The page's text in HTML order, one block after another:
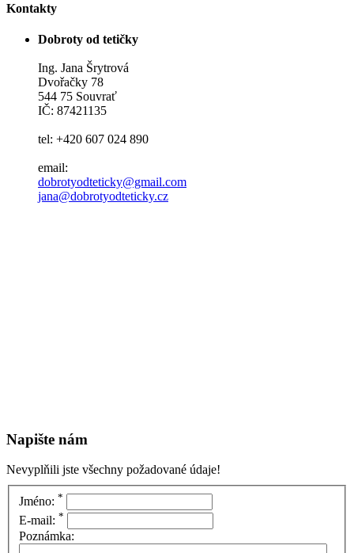
Kontakty
Dobroty od tetičky
Ing. Jana Šrytrová
Dvořačky 78
544 75 Souvrať
IČ: 87421135
tel: +420 607 024 890
email:
dobrotyodteticky@gmail.com
jana@dobrotyodteticky.cz
Napište nám
Nevyplňili jste všechny požadované údaje!
Jméno: *
E-mail: *
Poznámka: